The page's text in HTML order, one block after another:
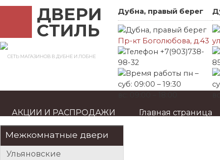
ДВЕРИ
СТИЛЬ
СЕТЬ МАГАЗИНОВ В ДУБНЕ И ЛОБНЕ
Дубна, правый берег
Пр-кт Боголюбова, д.43
+7(903)738-
98-32
пн –
суб: 09:00 – 19:30
АКЦИИ И РАСПРОДАЖИ Главная страница
Межкомнатные двери
Ульяновские